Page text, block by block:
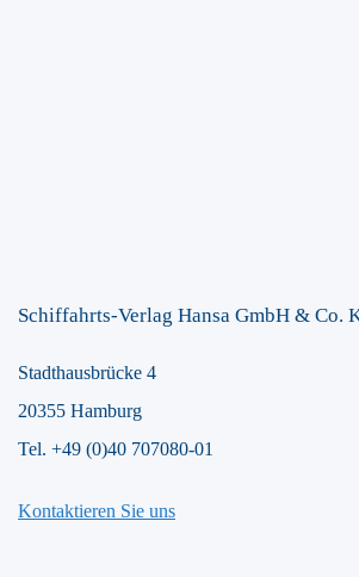
Schiffahrts-Verlag Hansa GmbH & Co.
Stadthausbrücke 4
20355 Hamburg
Tel. +49 (0)40 707080-01
Kontaktieren Sie uns